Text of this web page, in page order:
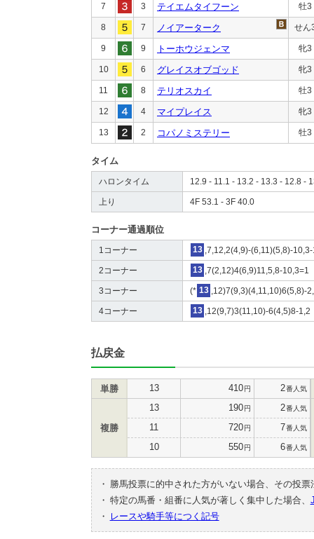
7 3 テイエムタイフーン 牡3
8 7 ノイアーターク せん
9 9 トーホウジェンマ 牝3
10 6 グレイスオブゴッド 牝3
11 8 テリオスカイ 牡3
12 4 マイプレイス 牝3
13 2 コパノミステリー 牡3
タイム
ハロンタイム 12.9 - 11.1 - 13.2 - 13.3 - 12.8 -
上り 4F 53.1 - 3F 40.0
コーナー通過順位
1コーナー 13 ,7,12,2(4,9)-(6,11)(5,8)-
2コーナー 13 ,7(2,12)4(6,9)11,5,8-10,3=1
3コーナー (* 13 ,12)7(9,3)(4,11,10)6(5,8)-
4コーナー 13 ,12(9,7)3(11,10)-6(4,5)8-1,2
払戻金
単勝 13 410円 2番人気
複勝
13 190円 2番人気
11 720円 7番人気
10 550円 6番人気
・
勝馬投票に的中された方がいない場合、その投
・ 特定の馬番・組番に人気が著しく集中した場合、
・
レースや騎手等につく記号